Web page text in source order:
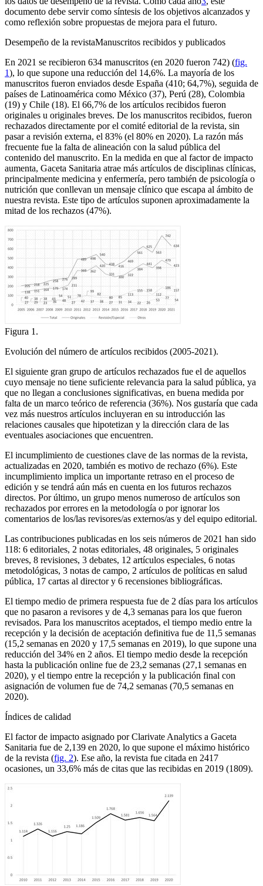
documento debe servir como síntesis de los objetivos alcanzados y
como reflexión sobre propuestas de mejora para el futuro.
Desempeño de la revistaManuscritos recibidos y publicados
En 2021 se recibieron 634 manuscritos (en 2020 fueron 742) (fig.
1), lo que supone una reducción del 14,6%. La mayoría de los
manuscritos fueron enviados desde España (410; 64,7%), seguida de
países de Latinoamérica como México (37), Perú (28), Colombia
(19) y Chile (18). El 66,7% de los artículos recibidos fueron
originales u originales breves. De los manuscritos recibidos, fueron
rechazados directamente por el comité editorial de la revista, sin
pasar a revisión externa, el 83% (el 80% en 2020). La razón más
frecuente fue la falta de alineación con la salud pública del
contenido del manuscrito. En la medida en que al factor de impacto
aumenta, Gaceta Sanitaria atrae más artículos de disciplinas clínicas,
principalmente medicina y enfermería, pero también de psicología o
nutrición que conllevan un mensaje clínico que escapa al ámbito de
nuestra revista. Este tipo de artículos suponen aproximadamente la
mitad de los rechazos (47%).
Figura 1.
Evolución del número de artículos recibidos (2005-2021).
El siguiente gran grupo de artículos rechazados fue el de aquellos
cuyo mensaje no tiene suficiente relevancia para la salud pública, ya
que no llegan a conclusiones significativas, en buena medida por
falta de un marco teórico de referencia (36%). Nos gustaría que cada
vez más nuestros artículos incluyeran en su introducción las
relaciones causales que hipotetizan y la dirección clara de las
eventuales asociaciones que encuentren.
El incumplimiento de cuestiones clave de las normas de la revista,
actualizadas en 2020, también es motivo de rechazo (6%). Este
incumplimiento implica un importante retraso en el proceso de
edición y se tendrá aún más en cuenta en los futuros rechazos
directos. Por último, un grupo menos numeroso de artículos son
rechazados por errores en la metodología o por ignorar los
comentarios de los/las revisores/as externos/as y del equipo editorial.
Las contribuciones publicadas en los seis números de 2021 han sido
118: 6 editoriales, 2 notas editoriales, 48 originales, 5 originales
breves, 8 revisiones, 3 debates, 12 artículos especiales, 6 notas
metodológicas, 3 notas de campo, 2 artículos de políticas en salud
pública, 17 cartas al director y 6 recensiones bibliográficas.
El tiempo medio de primera respuesta fue de 2 días para los artículos
que no pasaron a revisores y de 4,3 semanas para los que fueron
revisados. Para los manuscritos aceptados, el tiempo medio entre la
recepción y la decisión de aceptación definitiva fue de 11,5 semanas
(15,2 semanas en 2020 y 17,5 semanas en 2019), lo que supone una
reducción del 34% en 2 años. El tiempo medio desde la recepción
hasta la publicación online fue de 23,2 semanas (27,1 semanas en
2020), y el tiempo entre la recepción y la publicación final con
asignación de volumen fue de 74,2 semanas (70,5 semanas en
2020).
Índices de calidad
El factor de impacto asignado por Clarivate Analytics a Gaceta
Sanitaria fue de 2,139 en 2020, lo que supone el máximo histórico
de la revista (fig. 2). Ese año, la revista fue citada en 2417
ocasiones, un 33,6% más de citas que las recibidas en 2019 (1809).